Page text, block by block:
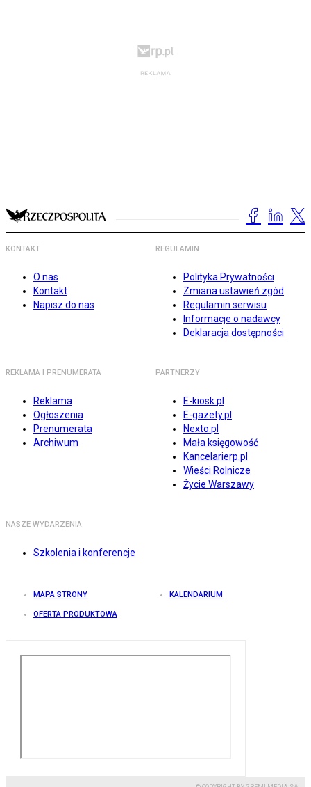
KONTAKT
O nas
Kontakt
Napisz do nas
REGULAMIN
Polityka Prywatności
Zmiana ustawień zgód
Regulamin serwisu
Informacje o nadawcy
Deklaracja dostępności
REKLAMA I PRENUMERATA
Reklama
Ogłoszenia
Prenumerata
Archiwum
PARTNERZY
E-kiosk.pl
E-gazety.pl
Nexto.pl
Mała księgowość
Kancelarierp.pl
Wieści Rolnicze
Życie Warszawy
NASZE WYDARZENIA
Szkolenia i konferencje
MAPA STRONY KALENDARIUM
OFERTA PRODUKTOWA